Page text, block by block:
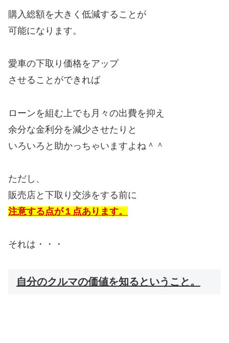
購入総額を大きく低減することが
可能になります。
愛車の下取り価格をアップ
させることができれば
ローンを組む上でも月々の出費を抑え
余分な金利分を減少させたりと
いろいろと助かっちゃいますよね＾＾
ただし、
販売店と下取り交渉をする前に
注意する点が１点あります。
それは・・・
自分のクルマの価値を知るということ。